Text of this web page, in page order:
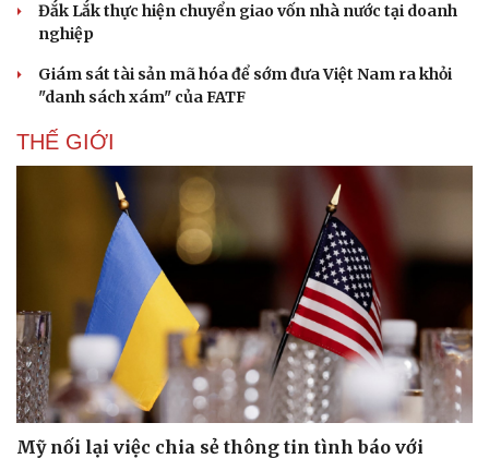
Pháp luật
Tin nóng
Tư vấn luật
Phân tích
Đắk Lắk thực hiện chuyển giao vốn nhà nước tại doanh
nghiệp
Giám sát tài sản mã hóa để sớm đưa Việt Nam ra khỏi
"danh sách xám" của FATF
THẾ GIỚI
Mỹ nối lại việc chia sẻ thông tin tình báo với